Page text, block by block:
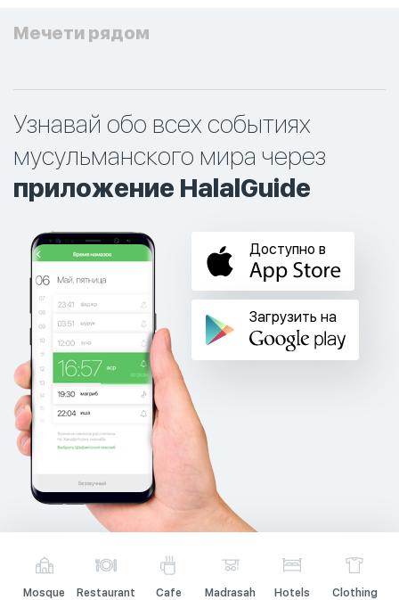
Мечети рядом
Узнавай обо всех событиях
мусульманского мира через
приложение HalalGuide
Доступно в
Загрузить на
Mosque Restaurant Cafe Madrasah Hotels
Clothing